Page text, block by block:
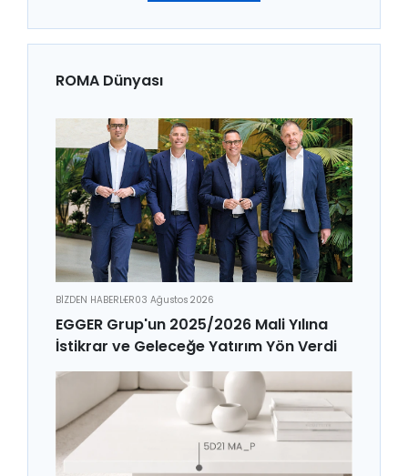
ROMA Dünyası
BİZDEN HABERLER03 Ağustos 2026
EGGER Grup'un 2025/2026 Mali Yılına
İstikrar ve Geleceğe Yatırım Yön Verdi